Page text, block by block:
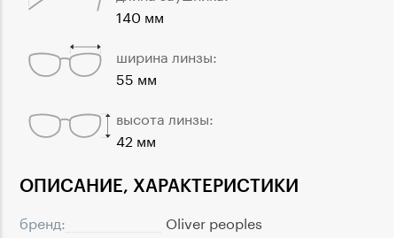
ОПИСАНИЕ, ХАРАКТЕРИСТИКИ
бренд:
Oliver peoples
140 мм
ширина линзы:
55 мм
высота линзы:
42 мм